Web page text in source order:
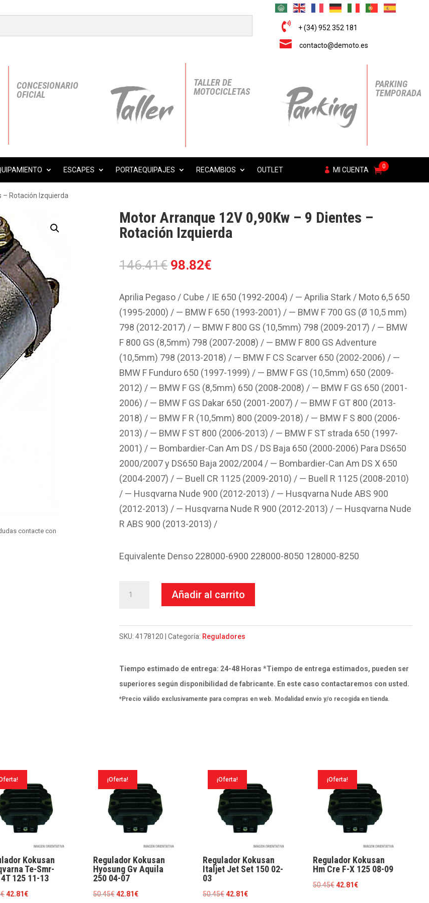
 + (34) 952 352 181
 contacto@demoto.es
CONCESIONARIO
OFICIAL
TALLER DE
MOTOCICLETAS
PARKING
TEMPORADA
ESCAPES PORTAEQUIPAJES RECAMBIOS OUTLET MI CUENTA 0
– Rotación Izquierda
contacte con
Motor Arranque 12V 0,90Kw – 9 Dientes –
Rotación Izquierda
146.41€ El
original
era:
146.41€.
98.82€
actual
es:
98.82€.
Aprilia Pegaso / Cube / IE 650 (1992-2004) / — Aprilia Stark / Moto 6,5 650
(1995-2000) / — BMW F 650 (1993-2001) / — BMW F 700 GS (Ø 10,5 mm)
798 (2012-2017) / — BMW F 800 GS (10,5mm) 798 (2009-2017) / — BMW
F 800 GS (8,5mm) 798 (2007-2008) / — BMW F 800 GS Adventure
(10,5mm) 798 (2013-2018) / — BMW F CS Scarver 650 (2002-2006) / —
BMW F Funduro 650 (1997-1999) / — BMW F GS (10,5mm) 650 (2009-
2012) / — BMW F GS (8,5mm) 650 (2008-2008) / — BMW F GS 650 (2001-
2006) / — BMW F GS Dakar 650 (2001-2007) / — BMW F GT 800 (2013-
2018) / — BMW F R (10,5mm) 800 (2009-2018) / — BMW F S 800 (2006-
2013) / — BMW F ST 800 (2006-2013) / — BMW F ST strada 650 (1997-
2001) / — Bombardier-Can Am DS / DS Baja 650 (2000-2006) Para DS650
2000/2007 y DS650 Baja 2002/2004 / — Bombardier-Can Am DS X 650
(2004-2007) / — Buell CR 1125 (2009-2010) / — Buell R 1125 (2008-2010)
/ — Husqvarna Nude 900 (2012-2013) / — Husqvarna Nude ABS 900
(2012-2013) / — Husqvarna Nude R 900 (2012-2013) / — Husqvarna Nude
R ABS 900 (2013-2013) /
Equivalente Denso 228000-6900 228000-8050 128000-8250
0,90Kw
9
Dientes
Añadir al carrito
SKU:4178120 Categoría: Reguladores
Tiempo estimado de entrega: 24-48 Horas *Tiempo de entrega estimados, pueden ser
superiores según disponibilidad de fabricante. En este caso contactaremos con usted.
*Precio válido exclusivamente para compras en web. Modalidad envío y/o recogida en tienda.
Kokusan
Te-Smr-
125 11-13
€El
42.81€El
¡Oferta!
Regulador Kokusan
Hyosung Gv Aquila
250 04-07
50.45€ El
42.81€El
¡Oferta!
Regulador Kokusan
Italjet Jet Set 150 02-
03
50.45€El
42.81€El
¡Oferta!
Regulador Kokusan
Hm Cre F-X 125 08-09
50.45€ El
42.81€El